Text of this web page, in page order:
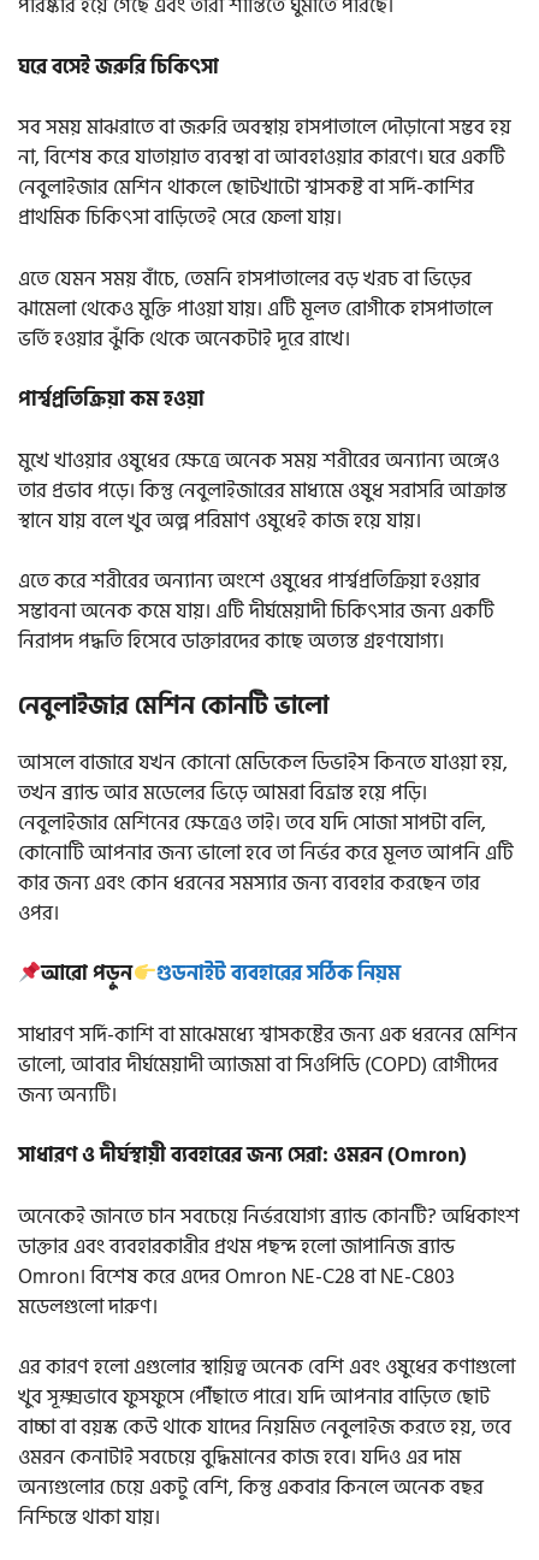
ঘরে বসেই জরুরি চিকিৎসা
সব সময় মাঝরাতে বা জরুরি অবস্থায় হাসপাতালে দৌড়ানো সম্ভব হয়
না, বিশেষ করে যাতায়াত ব্যবস্থা বা আবহাওয়ার কারণে। ঘরে একটি
নেবুলাইজার মেশিন থাকলে ছোটখাটো শ্বাসকষ্ট বা সর্দি-কাশির
প্রাথমিক চিকিৎসা বাড়িতেই সেরে ফেলা যায়।
এতে যেমন সময় বাঁচে, তেমনি হাসপাতালের বড় খরচ বা ভিড়ের
ঝামেলা থেকেও মুক্তি পাওয়া যায়। এটি মূলত রোগীকে হাসপাতালে
ভর্তি হওয়ার ঝুঁকি থেকে অনেকটাই দূরে রাখে।
পার্শ্বপ্রতিক্রিয়া কম হওয়া
মুখে খাওয়ার ওষুধের ক্ষেত্রে অনেক সময় শরীরের অন্যান্য অঙ্গেও
তার প্রভাব পড়ে। কিন্তু নেবুলাইজারের মাধ্যমে ওষুধ সরাসরি আক্রান্ত
স্থানে যায় বলে খুব অল্প পরিমাণ ওষুধেই কাজ হয়ে যায়।
এতে করে শরীরের অন্যান্য অংশে ওষুধের পার্শ্বপ্রতিক্রিয়া হওয়ার
সম্ভাবনা অনেক কমে যায়। এটি দীর্ঘমেয়াদী চিকিৎসার জন্য একটি
নিরাপদ পদ্ধতি হিসেবে ডাক্তারদের কাছে অত্যন্ত গ্রহণযোগ্য।
নেবুলাইজার মেশিন কোনটি ভালো
আসলে বাজারে যখন কোনো মেডিকেল ডিভাইস কিনতে যাওয়া হয়,
তখন ব্র্যান্ড আর মডেলের ভিড়ে আমরা বিভ্রান্ত হয়ে পড়ি।
নেবুলাইজার মেশিনের ক্ষেত্রেও তাই। তবে যদি সোজা সাপটা বলি,
কোনোটি আপনার জন্য ভালো হবে তা নির্ভর করে মূলত আপনি এটি
কার জন্য এবং কোন ধরনের সমস্যার জন্য ব্যবহার করছেন তার
ওপর।
আরো পড়ুন
গুডনাইট ব্যবহারের সঠিক নিয়ম
সাধারণ সর্দি-কাশি বা মাঝেমধ্যে শ্বাসকষ্টের জন্য এক ধরনের মেশিন
ভালো, আবার দীর্ঘমেয়াদী অ্যাজমা বা সিওপিডি (COPD) রোগীদের
জন্য অন্যটি।
সাধারণ ও দীর্ঘস্থায়ী ব্যবহারের জন্য সেরা: ওমরন (Omron)
অনেকেই জানতে চান সবচেয়ে নির্ভরযোগ্য ব্র্যান্ড কোনটি? অধিকাংশ
ডাক্তার এবং ব্যবহারকারীর প্রথম পছন্দ হলো জাপানিজ ব্র্যান্ড
Omron। বিশেষ করে এদের Omron NE-C28 বা NE-C803
মডেলগুলো দারুণ।
এর কারণ হলো এগুলোর স্থায়িত্ব অনেক বেশি এবং ওষুধের কণাগুলো
খুব সূক্ষ্মভাবে ফুসফুসে পৌঁছাতে পারে। যদি আপনার বাড়িতে ছোট
বাচ্চা বা বয়স্ক কেউ থাকে যাদের নিয়মিত নেবুলাইজ করতে হয়, তবে
ওমরন কেনাটাই সবচেয়ে বুদ্ধিমানের কাজ হবে। যদিও এর দাম
অন্যগুলোর চেয়ে একটু বেশি, কিন্তু একবার কিনলে অনেক বছর
নিশ্চিন্তে থাকা যায়।